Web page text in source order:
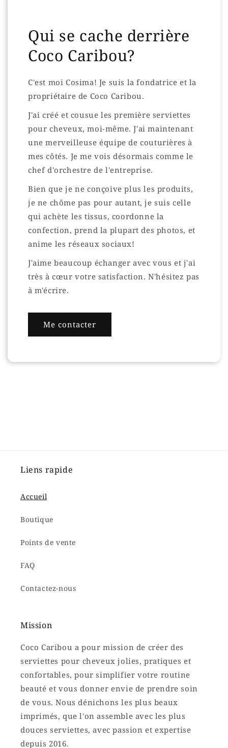
Qui se cache derrière
Coco Caribou?
C'est moi Cosima! Je suis la fondatrice et la
propriétaire de Coco Caribou.
J'ai créé et cousue les première serviettes
pour cheveux, moi-même. J'ai maintenant
une merveilleuse équipe de couturières à
mes côtés. Je me vois désormais comme le
chef d'orchestre de l'entreprise.
Bien que je ne conçoive plus les produits,
je ne chôme pas pour autant, je suis celle
qui achète les tissus, coordonne la
confection, prend la plupart des photos, et
anime les réseaux sociaux!
J'aime beaucoup échanger avec vous et j'ai
très à cœur votre satisfaction. N'hésitez pas
à m'écrire.
Me contacter
Liens rapide
Accueil
Boutique
Points de vente
FAQ
Contactez-nous
Mission
Coco Caribou a pour mission de créer des
serviettes pour cheveux jolies, pratiques et
confortables, pour simplifier votre routine
beauté et vous donner envie de prendre soin
de vous. Nous dénichons les plus beaux
imprimés, que l'on assemble avec les plus
douces serviettes, avec passion et expertise
depuis 2016.